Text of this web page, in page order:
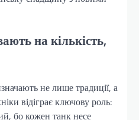
на кількість,
не лише традиції, а
відіграє ключову роль:
бо кожен танк несе